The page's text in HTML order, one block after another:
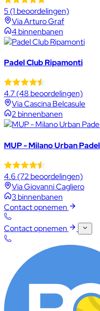
5(1 beoordelingen)
Via Arturo Graf
4 binnenbanen
Padel Club Ripamonti
4.7(48 beoordelingen)
Via Cascina Belcasule
2 binnenbanen
MUP - Milano Urban Padel
4.6 (72 beoordelingen)
Via Giovanni Cagliero
3 binnenbanen
Contact opnemen
Contact opnemen